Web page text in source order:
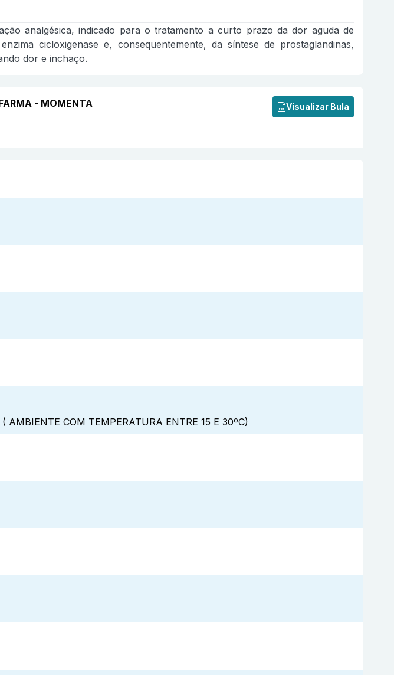
analgésica, indicado para o tratamento a curto prazo da dor aguda de
cicloxigenase e, consequentemente, da síntese de prostaglandinas,
dor e inchaço.
- MOMENTA Visualizar Bula
AMBIENTE COM TEMPERATURA ENTRE 15 E 30ºC)